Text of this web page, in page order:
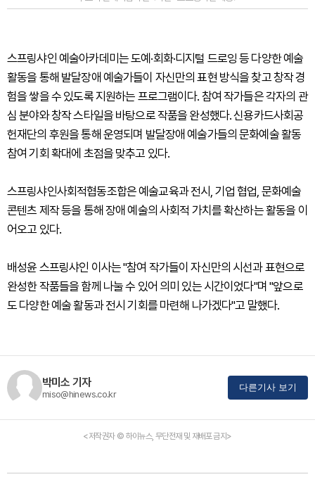
스프링샤인 예술아카데미는 도예·회화·디지털 드로잉 등 다양한 예술
활동을 통해 발달장애 예술가들이 자신만의 표현 방식을 찾고 창작 경
험을 쌓을 수 있도록 지원하는 프로그램이다. 참여 작가들은 각자의 관
심 분야와 창작 스타일을 바탕으로 작품을 완성했다. 신용카드사회공
헌재단의 후원을 통해 운영되며 발달장애 예술가들의 문화예술 활동
참여 기회 확대에 초점을 맞추고 있다.
스프링샤인사회적협동조합은 예술교육과 전시, 기업 협업, 문화예술
콘텐츠 제작 등을 통해 장애 예술의 사회적 가치를 확산하는 활동을 이
어오고 있다.
배성윤 스프링샤인 이사는 "참여 작가들이 자신만의 시선과 표현으로
완성한 작품들을 함께 나눌 수 있어 의미 있는 시간이었다"며 "앞으로
도 다양한 예술 활동과 전시 기회를 마련해 나가겠다"고 말했다.
박미소 기자
miso@hinews.co.kr
다른기사 보기
<저작권자 © 하이뉴스, 무단전재 및 재배포 금지>